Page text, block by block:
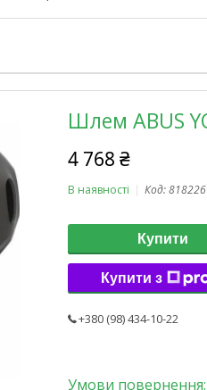
Шлем ABUS
4 768 ₴
В наявності Код:818226
Купити
Купити з
+380 (98) 434-10-22